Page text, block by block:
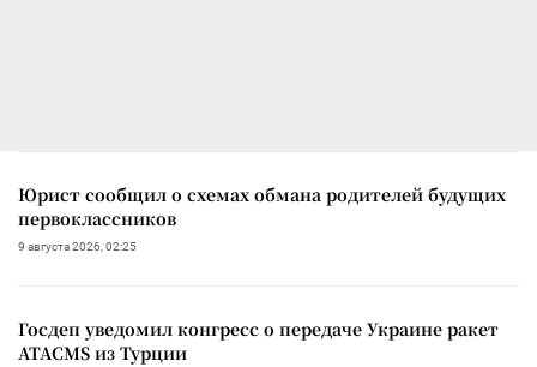
Юрист сообщил о схемах обмана родителей будущих
первоклассников
9 августа 2026, 02:25
Госдеп уведомил конгресс о передаче Украине ракет
ATACMS из Турции